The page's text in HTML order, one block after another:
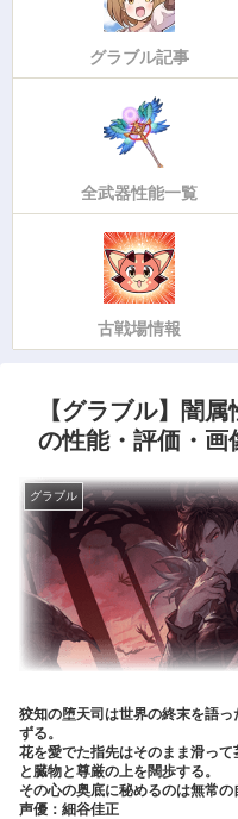
グラブル記事
全武器性能一覧
古戦場情報
【グラブル】闇
の性能・評価・画
グラブル
狡知の堕天司は世界の終末を語
ずる。
花を愛でた指先はそのまま滑っ
と臓物と尊厳の上を闊歩する。
その心の奥底に秘めるのは無常の
声優：細谷佳正